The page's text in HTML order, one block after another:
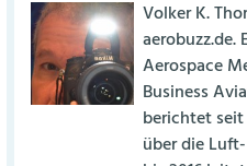
Volker K.
aerobuzz.de.
Aerospace
Business
berichtet
über die